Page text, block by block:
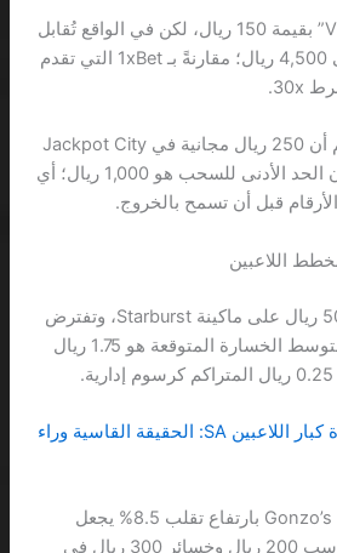
Betway يروج بحزمة “VIP” بقيمة 150 ريال، لكن في الواقع تُقابل
بمتطلبات رهان تصل إلى 4,500 ريال؛ مقارنةً بـ 1xBet التي تقدم
وحتى عندما يعتقد أحدهم أن 250 ريال مجانية في Jackpot City
هي نقود حرة، يكتشف أن الحد الأدنى للسحب هو 1,000 ريال؛ أي
قبل أن تسمح بالخروج.
اللاعبين
مثال عملي: إذا وضعت 50 ريال على ماكينة Starburst، وتفترض
أن عائدها 96.5%، فإن متوسط الخسارة المتوقعة هو 1.75 ريال
كازينو اون لاين مع مكافأة كبار اللاعبين SA: الحقيقة القاسية وراء
وإضافةً إلى ذلك، Gonzo’s Quest بارتفاع تقلب 8.5% يجعل
الفائزين يتقلبون بين مكاسب 200 ريال وخسائر 300 ريال في